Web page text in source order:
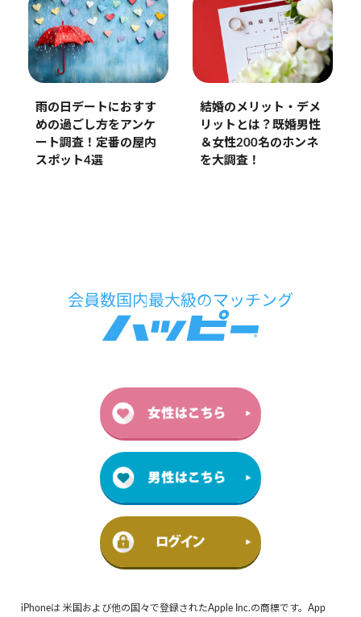
雨の日デートにおすす
めの過ごし方をアンケ
ート調査！定番の屋内
スポット4選
結婚のメリット・デメ
リットとは？既婚男性
＆女性200名のホンネ
を大調査！
iPhoneは 米国および他の国々で登録されたApple Inc.の商標です。App